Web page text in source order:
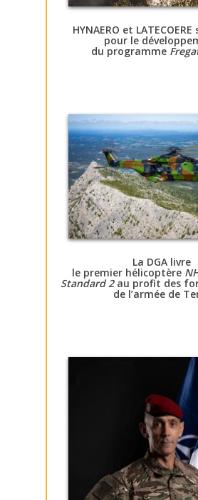
HYNAERO et
pour le
du programme
La DGA livre
le premier hélicoptère
Standard 2au profit des
de l’armée de